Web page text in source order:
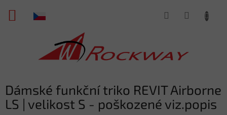
obsah
NÁKUPNÍ
Dámské funkční triko REVIT Airborne
LS | velikost S - poškozené viz.popis